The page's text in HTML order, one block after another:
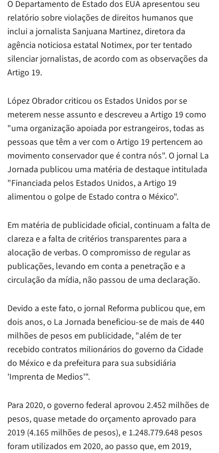
O Departamento de Estado dos EUA apresentou seu
relatório sobre violações de direitos humanos que
inclui a jornalista Sanjuana Martinez, diretora da
agência noticiosa estatal Notimex, por ter tentado
silenciar jornalistas, de acordo com as observações da
Artigo 19.
López Obrador criticou os Estados Unidos por se
meterem nesse assunto e descreveu a Artigo 19 como
"uma organização apoiada por estrangeiros, todas as
pessoas que têm a ver com o Artigo 19 pertencem ao
movimento conservador que é contra nós". O jornal La
Jornada publicou uma matéria de destaque intitulada
"Financiada pelos Estados Unidos, a Artigo 19
alimentou o golpe de Estado contra o México".
Em matéria de publicidade oficial, continuam a falta de
clareza e a falta de critérios transparentes para a
alocação de verbas. O compromisso de regular as
publicações, levando em conta a penetração e a
circulação da mídia, não passou de uma declaração.
Devido a este fato, o jornal Reforma publicou que, em
dois anos, o La Jornada beneficiou-se de mais de 440
milhões de pesos em publicidade, "além de ter
recebido contratos milionários do governo da Cidade
do México e da prefeitura para sua subsidiária
'Imprenta de Medios'".
Para 2020, o governo federal aprovou 2.452 milhões de
pesos, quase metade do orçamento aprovado para
2019 (4.165 milhões de pesos), e 1.248.779.648 pesos
foram utilizados em 2020, ao passo que, em 2019,